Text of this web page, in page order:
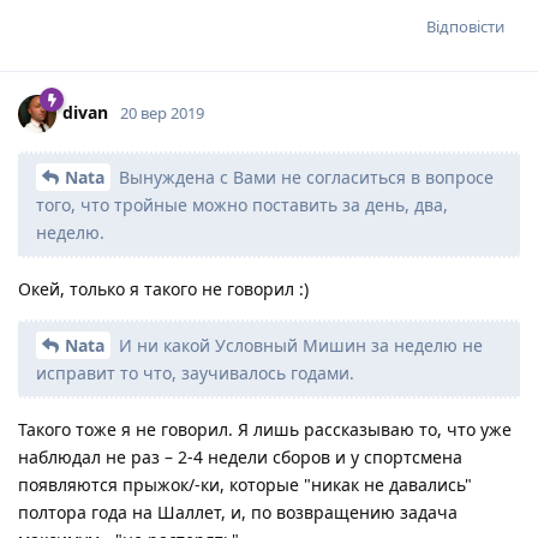
Відповісти
divan 20 вер 2019
Nata
Вынуждена с Вами не согласиться в вопросе
того, что тройные можно поставить за день, два,
неделю.
Окей, только я такого не говорил :)
Nata
И ни какой Условный Мишин за неделю не
исправит то что, заучивалось годами.
Такого тоже я не говорил. Я лишь рассказываю то, что уже
наблюдал не раз – 2-4 недели сборов и у спортсмена
появляются прыжок/-ки, которые "никак не давались"
полтора года на Шаллет, и, по возвращению задача